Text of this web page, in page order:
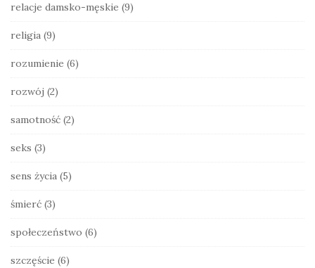
relacje damsko-męskie (9)
religia (9)
rozumienie (6)
rozwój (2)
samotność (2)
seks (3)
sens życia (5)
śmierć (3)
społeczeństwo (6)
szczęście (6)